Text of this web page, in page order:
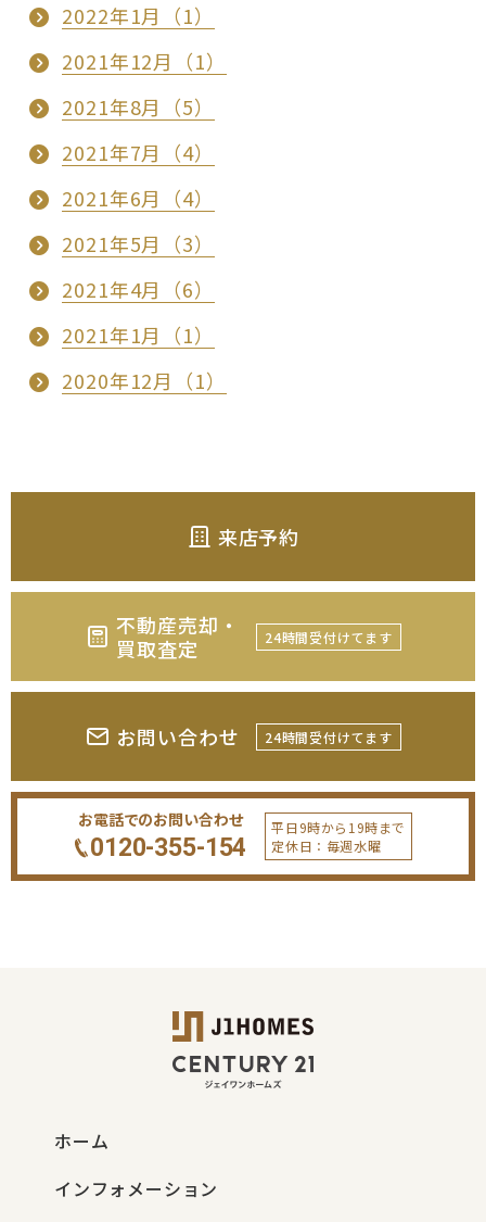
2022年1月（1）
2021年12月（1）
2021年8月（5）
2021年7月（4）
2021年6月（4）
2021年5月（3）
2021年4月（6）
2021年1月（1）
2020年12月（1）
来店予約
不動産売却・
買取査定
24時間受付けてます
お問い合わせ 24時間受付けてます
お電話でのお問い合わせ
0120-355-154
平日9時から19時まで
定休日：毎週水曜
ホーム
インフォメーション